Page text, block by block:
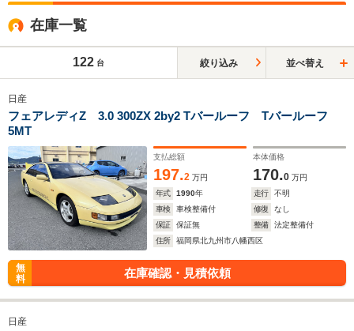
在庫一覧
122 台 絞り込み 並べ替え
日産
フェアレディZ 3.0 300ZX 2by2 Tバールーフ Tバールーフ
5MT
支払総額
197.2 万円
本体価格
170.0 万円
年式
1990年 走行
不明
車検
車検整備付 修復
なし
保証
保証無 整備
法定整備付
住所
福岡県北九州市八幡西区
無
料
在庫確認・見積依頼
日産